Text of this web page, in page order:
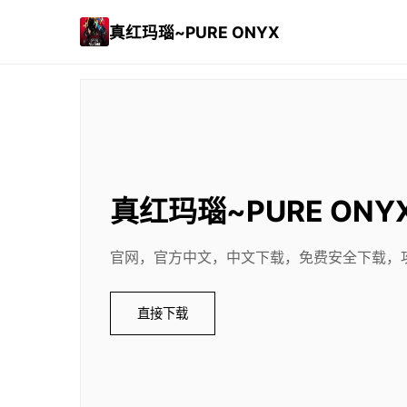
真红玛瑙~PURE ONYX
真红玛瑙~PURE
官网，官方中文，中文下载，免费安全下载，
直接下载